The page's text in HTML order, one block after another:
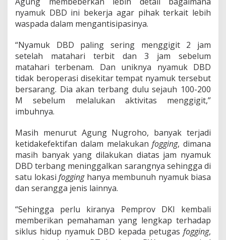
nyamuk DBD ini bekerja agar pihak terkait lebih
waspada dalam mengantisipasinya.
“Nyamuk DBD paling sering menggigit 2 jam
setelah matahari terbit dan 3 jam sebelum
matahari terbenam. Dan uniknya nyamuk DBD
tidak beroperasi disekitar tempat nyamuk tersebut
bersarang. Dia akan terbang dulu sejauh 100-200
M sebelum melalukan aktivitas menggigit,”
imbuhnya.
Masih menurut Agung Nugroho, banyak terjadi
ketidakefektifan dalam melakukanfogging, dimana
masih banyak yang dilakukan diatas jam nyamuk
DBD terbang meninggalkan sarangnya sehingga di
satu lokasi fogginghanya membunuh nyamuk biasa
dan serangga jenis lainnya.
“Sehingga perlu kiranya Pemprov DKI kembali
memberikan pemahaman yang lengkap terhadap
siklus hidup nyamuk DBD kepada petugas fogging,